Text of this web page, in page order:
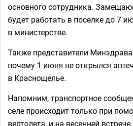
основного сотрудника.
будет работать в поселке до 7
в министерстве.
Также представители
почему 1 июня не открылся
в Краснощелье.
Напомним, транспортное
селе происходит только при
вертолета, и на весенней